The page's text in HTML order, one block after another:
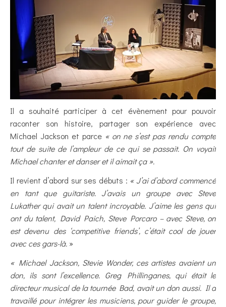
Il a souhaité participer à cet évènement pour pouvoir
raconter son histoire, partager son expérience avec
Michael Jackson et parce « on ne s’est pas rendu compte
tout de suite de l’ampleur de ce qui se passait. On voyait
Michael chanter et danser et il aimait ça ».
Il revient d’abord sur ses débuts : « J’ai d’abord commencé
en tant que guitariste. J’avais un groupe avec Steve
Lukather qui avait un talent incroyable. J’aime les gens qui
ont du talent, David Paich, Steve Porcaro – avec Steve, on
est devenu des ‘competitive friends’, c’était cool de jouer
avec ces gars-là. »
« Michael Jackson, Stevie Wonder, ces artistes avaient un
don, ils sont l’excellence. Greg Phillinganes, qui était le
directeur musical de la tournée Bad, avait un don aussi. Il a
travaillé pour intégrer les musiciens, pour guider le groupe,